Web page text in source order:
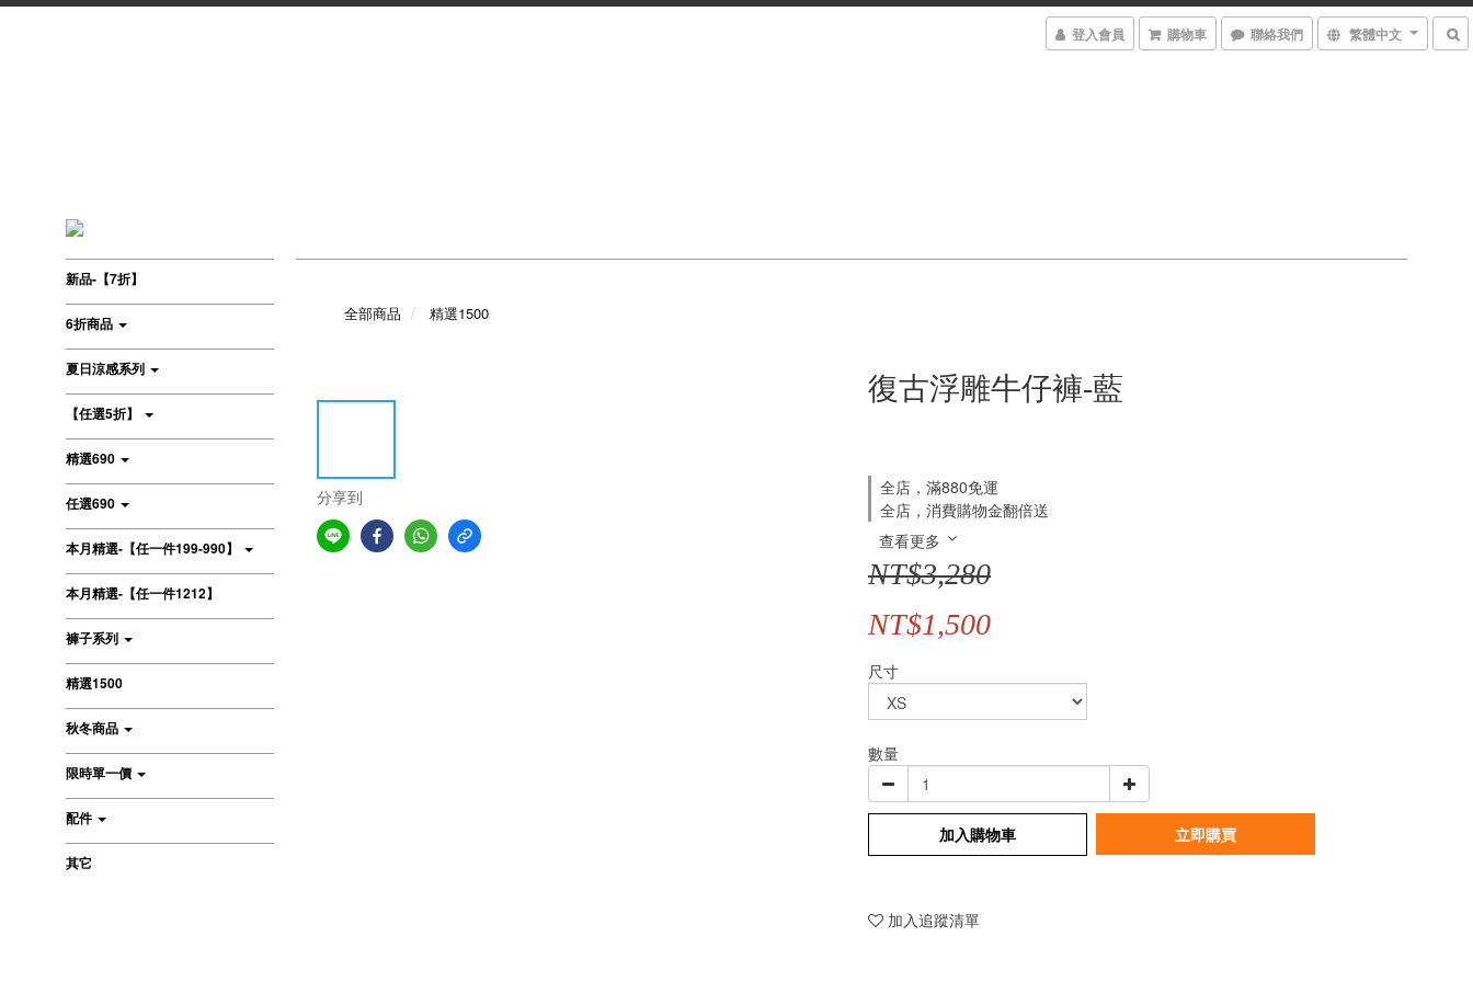
登入會員 購物車 聯絡我們 繁體中文
新品-【7折】
6折商品
夏日涼感系列
【任選5折】
精選690
任選690
本月精選-【任一件199-990】
本月精選-【任一件1212】
褲子系列
精選1500
秋冬商品
限時單一價
配件
其它
全部商品 精選1500
分享到
復古浮雕牛仔褲-藍
全店，滿880免運
全店，消費購物金翻倍送
查看更多
NT$3,280
NT$1,500
尺寸
數量
加入購物車 立即購買
加入追蹤清單